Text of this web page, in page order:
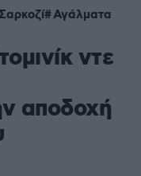
Αγάλματα
ντε
αποδοχή